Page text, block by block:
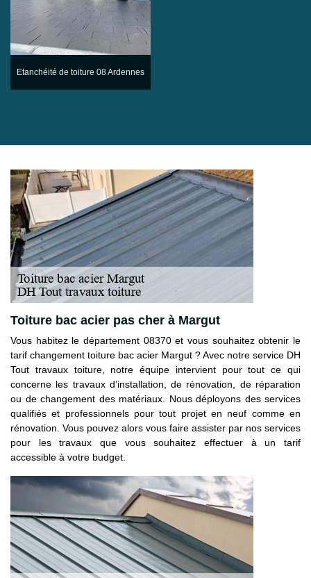
Etanchéité de toiture 08 Ardennes
Toiture bac acier pas cher à Margut
Vous habitez le département 08370 et vous souhaitez obtenir le
tarif changement toiture bac acier Margut ? Avec notre service DH
Tout travaux toiture, notre équipe intervient pour tout ce qui
concerne les travaux d’installation, de rénovation, de réparation
ou de changement des matériaux. Nous déployons des services
qualifiés et professionnels pour tout projet en neuf comme en
rénovation. Vous pouvez alors vous faire assister par nos services
pour les travaux que vous souhaitez effectuer à un tarif
accessible à votre budget.